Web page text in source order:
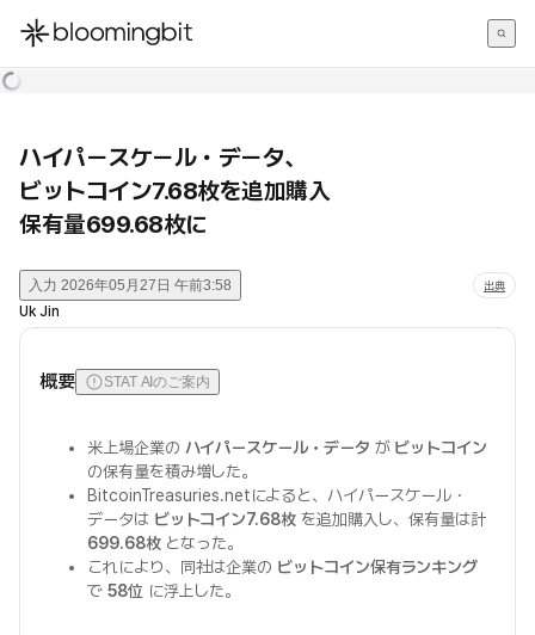
한국어
ハイパースケール・データ、
ビットコイン7.68枚を追加購入
保有量699.68枚に
入力 2026年05月27日 午前3:58 出典
Uk Jin
概要 STAT AIのご案内
米上場企業の ハイパースケール・データ が ビットコイン
の保有量を積み増した。
BitcoinTreasuries.netによると、ハイパースケール・
データは ビットコイン7.68枚を追加購入し、保有量は計
699.68枚となった。
これにより、同社は企業の ビットコイン保有ランキング
で 58位 に浮上した。